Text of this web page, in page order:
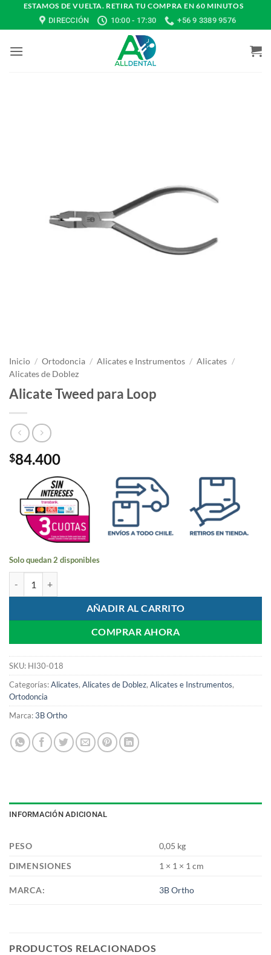
ESTAMOS DE VUELTA. RETIRA TU COMPRA EN 60 MINUTOS
DIRECCIÓN
10:00 - 17:30 +56 9 3389 9576
Inicio / Ortodoncia / Alicates e Instrumentos / Alicates /
Alicates de Doblez
Alicate Tweed para Loop
$84.400
Solo quedan 2 disponibles
AÑADIR AL CARRITO
COMPRAR AHORA
SKU: HI30-018
Categorías:Alicates, Alicates de Doblez, Alicates e Instrumentos,
Ortodoncia
Marca:3B Ortho
INFORMACIÓN ADICIONAL
PESO
0,05 kg
DIMENSIONES
1 × 1 × 1 cm
MARCA: 3B Ortho
PRODUCTOS RELACIONADOS